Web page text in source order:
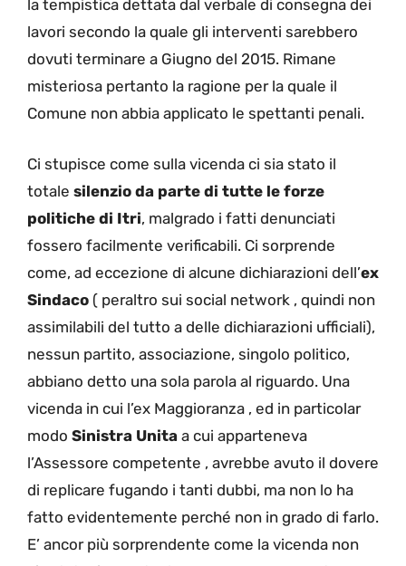
la tempistica dettata dal verbale di consegna dei
lavori secondo la quale gli interventi sarebbero
dovuti terminare a Giugno del 2015. Rimane
misteriosa pertanto la ragione per la quale il
Comune non abbia applicato le spettanti penali.
Ci stupisce come sulla vicenda ci sia stato il
totale silenzio da parte di tutte le forze
politiche di Itri, malgrado i fatti denunciati
fossero facilmente verificabili. Ci sorprende
come, ad eccezione di alcune dichiarazioni dell’ex
Sindaco ( peraltro sui social network , quindi non
assimilabili del tutto a delle dichiarazioni ufficiali),
nessun partito, associazione, singolo politico,
abbiano detto una sola parola al riguardo. Una
vicenda in cui l’ex Maggioranza , ed in particolar
modo Sinistra Unita a cui apparteneva
l’Assessore competente , avrebbe avuto il dovere
di replicare fugando i tanti dubbi, ma non lo ha
fatto evidentemente perché non in grado di farlo.
E’ ancor più sorprendente come la vicenda non